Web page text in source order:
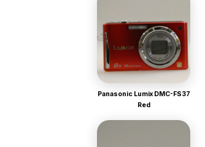
Panasonic Lumix DMC-FS37
Red